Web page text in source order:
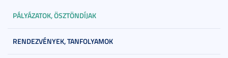
PÁLYÁZATOK, ÖSZTÖNDÍJAK
RENDEZVÉNYEK, TANFOLYAMOK